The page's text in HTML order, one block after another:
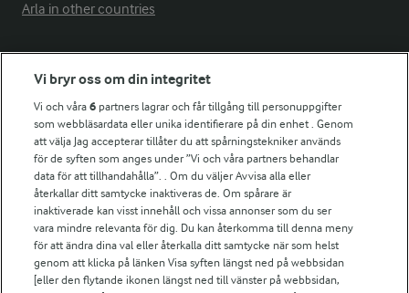
Arla in other countries
Fler Arlasajter
För ägare
Arlas kundportal
Arla.com
Falbygdens Ost
Arla webbshop
Bildbank
Vi bryr oss om din integritet
Vi och våra6 partners lagrar och får tillgång till personuppgifter
som webbläsardata eller unika identifierare på din enhet . Genom
att välja Jag accepterar tillåter du att spårningstekniker används
för de syften som anges under ”Vi och våra partners behandlar
data för att tillhandahålla”. . Om du väljer Avvisa alla eller
återkallar ditt samtycke inaktiveras de. Om spårare är
inaktiverade kan visst innehåll och vissa annonser som du ser
vara mindre relevanta för dig. Du kan återkomma till denna meny
för att ändra dina val eller återkalla ditt samtycke när som helst
genom att klicka på länken Visa syften längst ned på webbsidan
[eller den flytande ikonen längst ned till vänster på webbsidan,